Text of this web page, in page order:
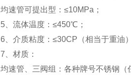
均速管可提出型：≤10MPa；
5、流体温度：≤450℃；
6、介质粘度：≤30CP（相当于重油
7、材质：
均速管、三阀组：各种牌号不锈钢（